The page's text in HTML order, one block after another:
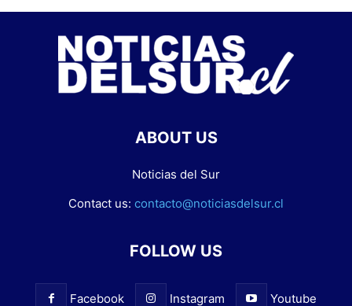
ABOUT US
Noticias del Sur
Contact us: contacto@noticiasdelsur.cl
FOLLOW US
Facebook Instagram Youtube